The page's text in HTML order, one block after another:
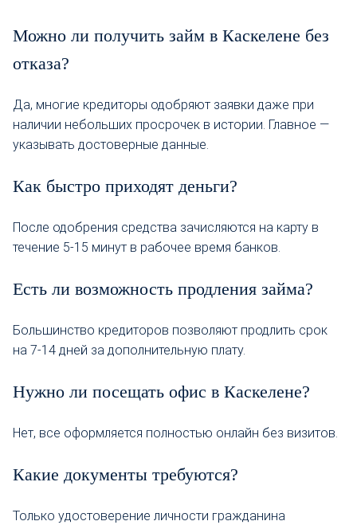
Можно ли получить займ в Каскелене без
отказа?
Да, многие кредиторы одобряют заявки даже при
наличии небольших просрочек в истории. Главное —
указывать достоверные данные.
Как быстро приходят деньги?
После одобрения средства зачисляются на карту в
течение 5-15 минут в рабочее время банков.
Есть ли возможность продления займа?
Большинство кредиторов позволяют продлить срок
на 7-14 дней за дополнительную плату.
Нужно ли посещать офис в Каскелене?
Нет, все оформляется полностью онлайн без визитов.
Какие документы требуются?
Только удостоверение личности гражданина